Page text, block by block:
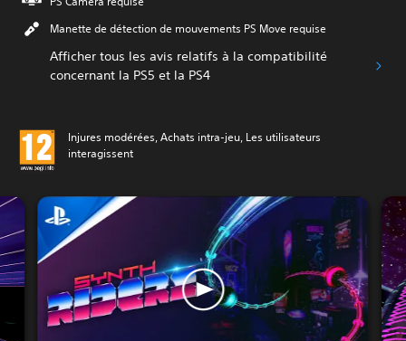
Manette de détection de mouvements PS Move requise
Afficher tous les avis relatifs à la compatibilité
concernant la PS5 et la PS4
Injures modérées, Achats intra-jeu, Les utilisateurs
interagissent